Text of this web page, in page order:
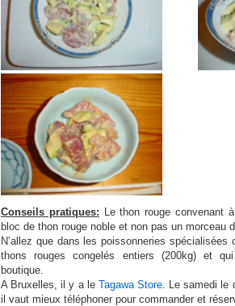
Conseils pratiques: Le thon rouge convenant
bloc de thon rouge noble et non pas un morceau
N’allez que dans les poissonneries
thons rouges congelés entiers (200kg) et
boutique.
A Bruxelles, il y a le Tagawa Store . Le samedi
il vaut mieux téléphoner pour commander et